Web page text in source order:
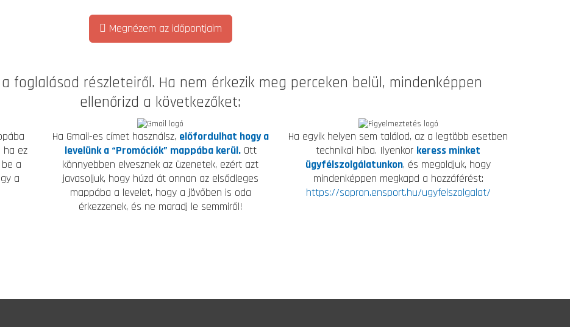
Megnézem az időpontjaim
foglalásod részleteiről. Ha nem érkezik meg perceken belül, mindenképpen
ellenőrizd a következőket:
ha ez
a
a
Ha Gmail-es címet használsz, előfordulhat hogy a
levelünk a “Promóciók” mappába kerül.Ott
könnyebben elvesznek az üzenetek, ezért azt
javasoljuk, hogy húzd át onnan az elsődleges
mappába a levelet, hogy a jövőben is oda
érkezzenek, és ne maradj le semmiről!
Ha egyik helyen sem találod, az a legtöbb esetben
technikai hiba. Ilyenkor keress minket
ügyfélszolgálatunkon, és megoldjuk, hogy
mindenképpen megkapd a hozzáférést:
https://sopron.ensport.hu/ugyfelszolgalat/